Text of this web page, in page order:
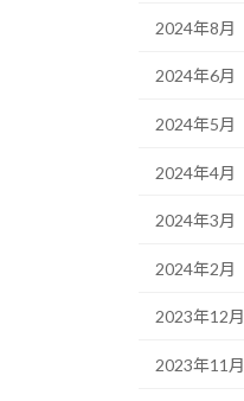
2024年8月
2024年6月
2024年5月
2024年4月
2024年3月
2024年2月
2023年12月
2023年11月